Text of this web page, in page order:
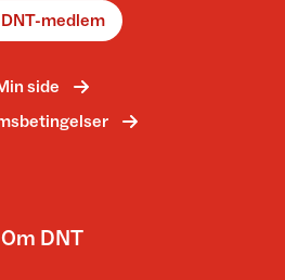
medlem
side
Om DNT